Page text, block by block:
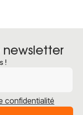
newsletter
!
confidentialité